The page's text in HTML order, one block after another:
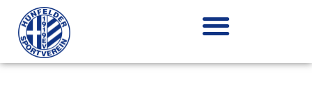
Inhalt
springen